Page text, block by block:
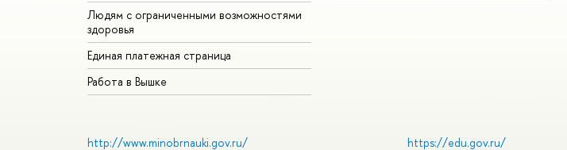
Людям с ограниченными возможностями
здоровья
Единая платежная страница
Работа в Вышке
http://www.minobrnauki.gov.ru/ https://edu.gov.ru/